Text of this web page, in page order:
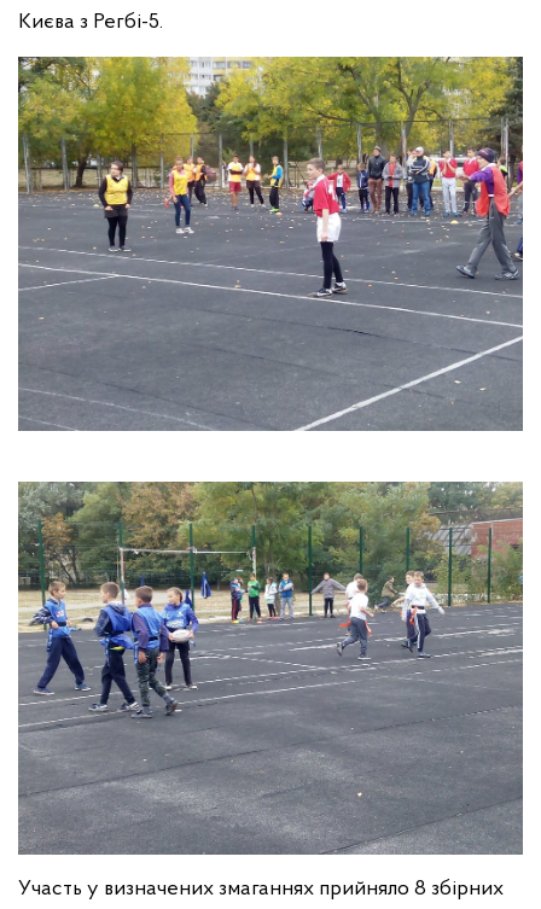
Києва з Регбі-5.
Участь у визначених змаганнях прийняло 8 збірних